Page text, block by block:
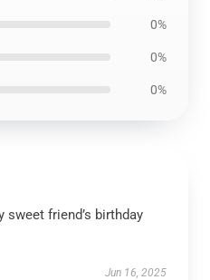
0%
0%
0%
friend’s birthday
Jun 16, 2025